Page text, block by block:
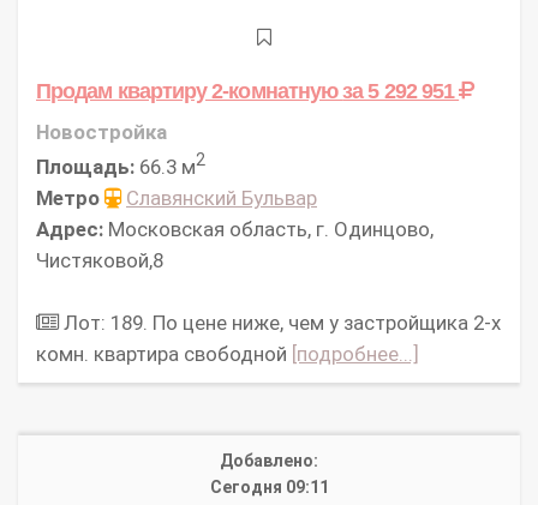
Продам квартиру 2-комнатнуюза 5 292 951
Новостройка
Площадь: 66.3 м2
Метро
Славянский Бульвар
Адрес: Московская область, г. Одинцово,
Чистяковой,8
Лот: 189. По цене ниже, чем у застройщика 2-х
комн. квартира свободной [подробнее...]
Добавлено:
Сегодня 09:11